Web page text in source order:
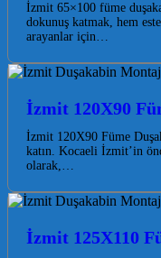
İzmit 65×100 füme
dokunuş katmak, hem
arayanlar için…
İzmit 120X90
İzmit 120X90 Füme
katın. Kocaeli İzmit’in
olarak,…
İzmit 125X110